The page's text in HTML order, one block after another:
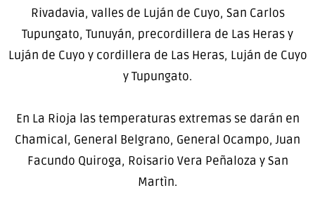
Rivadavia, valles de Luján de Cuyo, San Carlos
Tupungato, Tunuyán, precordillera de Las Heras y
Luján de Cuyo y cordillera de Las Heras, Luján de Cuyo
y Tupungato.
En La Rioja las temperaturas extremas se darán en
Chamical, General Belgrano, General Ocampo, Juan
Facundo Quiroga, Roisario Vera Peñaloza y San
Martìn.